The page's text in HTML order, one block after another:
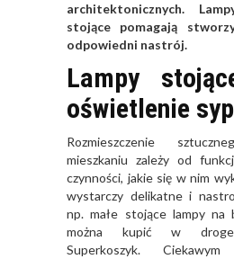
architektonicznych.
stojące pomagają
odpowiedni nastrój.
Lampy
oświetlenie
Rozmieszczenie
mieszkaniu zależy od
czynności, jakie się w nim
wystarczy delikatne i
np. małe stojące lampy
można kupić w
Superkoszyk. Ciekawym